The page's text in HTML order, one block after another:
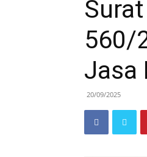
560/
Jasa
20/09/2025